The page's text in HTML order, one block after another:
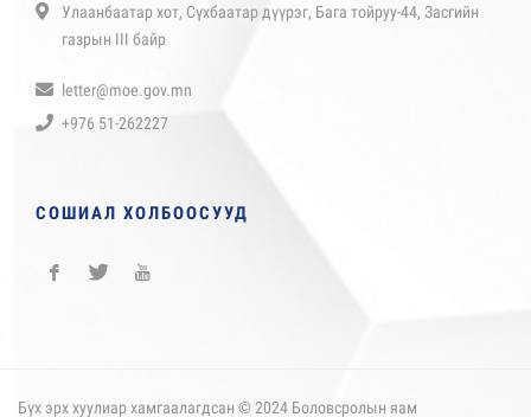
Улаанбаатар хот, Сүхбаатар дүүрэг, Бага тойруу-44, Засгийн
газрын III байр
letter@moe.gov.mn
+976 51-262227
СОШИАЛ ХОЛБООСУУД
Бүх эрх хуулиар хамгаалагдсан © 2024 Боловсролын яам